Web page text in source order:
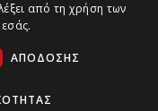
από τη χρήση των
ΑΠΌΔΟΣΗΣ